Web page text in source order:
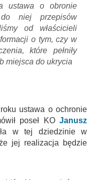
ustawa o obronie
niej przepisów
od właścicieli
o tym, czy w
które pełniły
miejsca do ukrycia
ustawa o ochronie
poseł KO Janusz
w tej dziedzinie w
jej realizacja będzie